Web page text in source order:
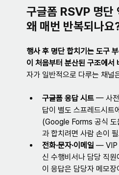
구글폼 RSVP 명단
왜 매번 반복되나요
행사 후 명단 합치기는 도구
이 처음부터 분산된 구조에서
자가 일반적으로 다루는 채널
구글폼 응답 시트 — 사전
답이 별도 스프레드시트
(Google Forms 공식 도
과 합치려면 사람 손이
전화·문자·이메일 — VIP
신 수행비서나 담당 직
이 응답은 담당자 메모